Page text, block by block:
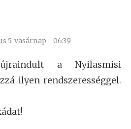
5. vasárnap - 06:39
a Nyilasmisi
ilyen rendszerességgel.